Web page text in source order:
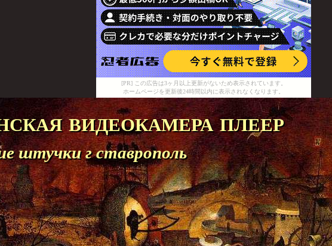
[PR] この広告は3ヶ月以上更新がないため表示されています。
ホームページを更新後24時間以内に表示されなくなります。
видеокамера плеер
штучки г ставрополь